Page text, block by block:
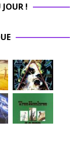
JOUR !